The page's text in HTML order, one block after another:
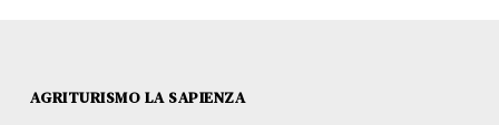
AGRITURISMO LA SAPIENZA